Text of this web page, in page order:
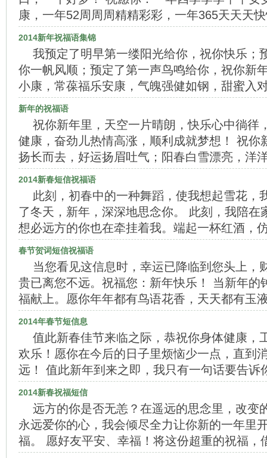
康，一年52周周周精精彩彩，一年365天天天
2014新年祝福语集锦
我预定了明早第一缕阳光给你，祝你快乐；
你一帆风顺；预定了第一声鸟鸣给你，祝你新
小康，常葆福乐安康，气魄强健如钢，甜蜜入
新年的祝福语
祝你新年里，天空一片晴朗，快乐心中徜徉
健康，奋劲儿热情高涨，顺利成就梦想！ 祝你
扬长而去，好运扬眉吐气；阳春白雪漂亮，洋
2014新春短信祝福语
此刻，初春中的一种舞蹈，使我想起雪花，
了冬天，新年，深深地思念你。 此刻，我陪在
想必远方的你也在牵挂着我。端起一杯红酒，
春节贺词短信祝福语
当您看见这信息时，幸运已降临到您头上，
贵已离您不远。祝福您：新年快乐！ 当新年的
福献上。愿你年年都有鸟语花香，天天都有玉
2014年春节短信息
值此新春佳节来临之际，恭祝你身体健康，
欢乐！愿你在今后的日子里烦恼少一点，直到
远！ 值此新年到来之即，我只有一句话要告诉
2014新春祝福短信
远方的你是否无恙？在遥远的思念里，改变
永远爱你的心，我会倾尽全力让你新的一年里
福。 愿好友平安、幸福！将这份超重的祝福，